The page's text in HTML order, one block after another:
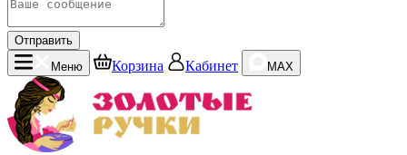
Отправить
Меню
Корзина Кабинет MAX